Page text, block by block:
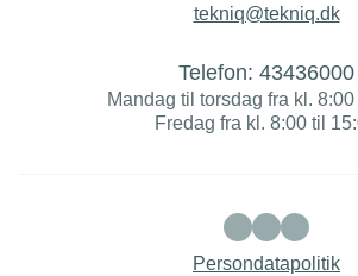
tekniq@tekniq.dk
Telefon: 43436000
Mandag til torsdag fra kl.
Fredag fra kl. 8:00 til
Persondatapolitik